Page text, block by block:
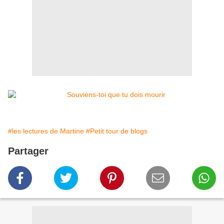
#les lectures de Martine #Petit tour de blogs
Partager